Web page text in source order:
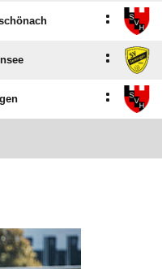
:
:
: